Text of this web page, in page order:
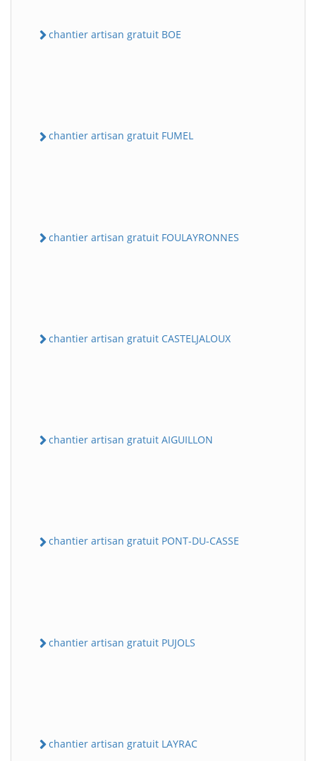
chantier artisan gratuit BOE
chantier artisan gratuit FUMEL
chantier artisan gratuit FOULAYRONNES
chantier artisan gratuit CASTELJALOUX
chantier artisan gratuit AIGUILLON
chantier artisan gratuit PONT-DU-CASSE
chantier artisan gratuit PUJOLS
chantier artisan gratuit LAYRAC